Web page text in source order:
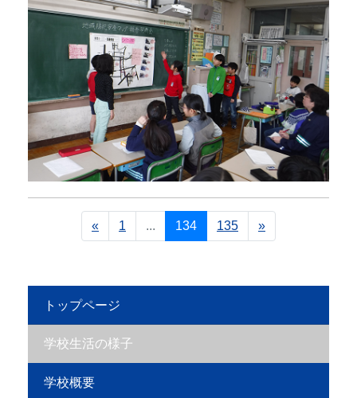
トップページ
学校生活の様子
学校概要
« 1 ... 134 135 »